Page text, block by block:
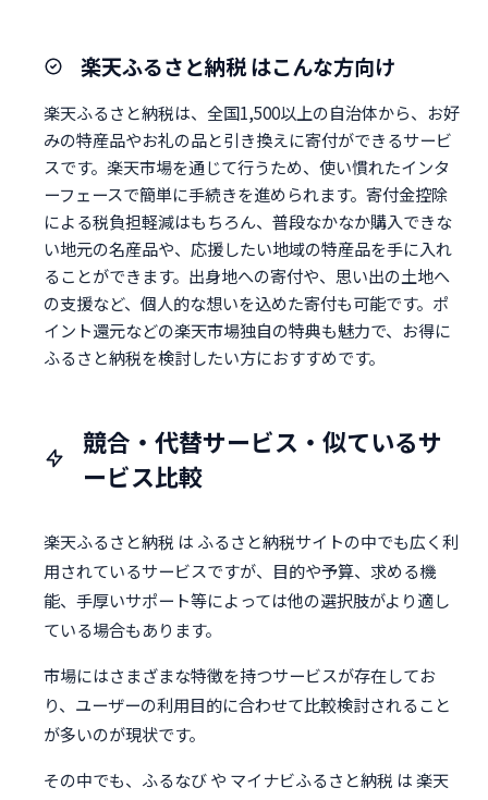
楽天ふるさと納税 はこんな方向け
楽天ふるさと納税は、全国1,500以上の自治体から、お好
みの特産品やお礼の品と引き換えに寄付ができるサービ
スです。楽天市場を通じて行うため、使い慣れたインタ
ーフェースで簡単に手続きを進められます。寄付金控除
による税負担軽減はもちろん、普段なかなか購入できな
い地元の名産品や、応援したい地域の特産品を手に入れ
ることができます。出身地への寄付や、思い出の土地へ
の支援など、個人的な想いを込めた寄付も可能です。ポ
イント還元などの楽天市場独自の特典も魅力で、お得に
ふるさと納税を検討したい方におすすめです。
競合・代替サービス・似ているサ
ービス比較
楽天ふるさと納税 は ふるさと納税サイトの中でも広く利
用されているサービスですが、目的や予算、求める機
能、手厚いサポート等によっては他の選択肢がより適し
ている場合もあります。
市場にはさまざまな特徴を持つサービスが存在してお
り、ユーザーの利用目的に合わせて比較検討されること
が多いのが現状です。
その中でも、ふるなび や マイナビふるさと納税 は 楽天